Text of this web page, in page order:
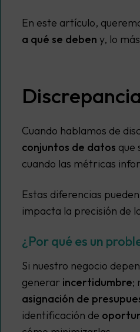
En este artículo,
a qué se deben y, lo
Cuando hablamos de
conjuntos de datos que
cuando las métricas
Estas diferencias
impacta la precisión de
¿Por qué es un
Si nuestro negocio
generar incertidumbre;
asignación de
identificación de